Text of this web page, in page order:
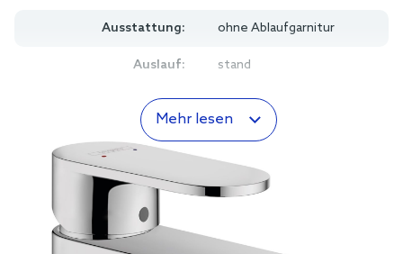
Ausstattung: ohne Ablaufgarnitur
Auslauf: stand
Mehr lesen